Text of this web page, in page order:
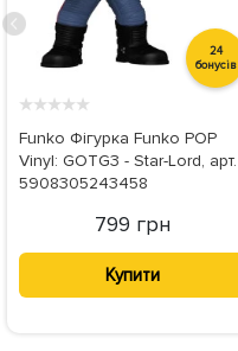
24
бонусів
★★★★★
Funko Фігурка Funko POP
Vinyl: GOTG3 - Star-Lord, арт.
5908305243458
799 грн
Купити